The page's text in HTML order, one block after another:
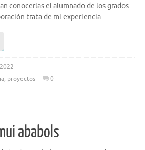
conocerlas el alumnado de los grados
trata de mi experiencia…
, proyectos 0
ababols